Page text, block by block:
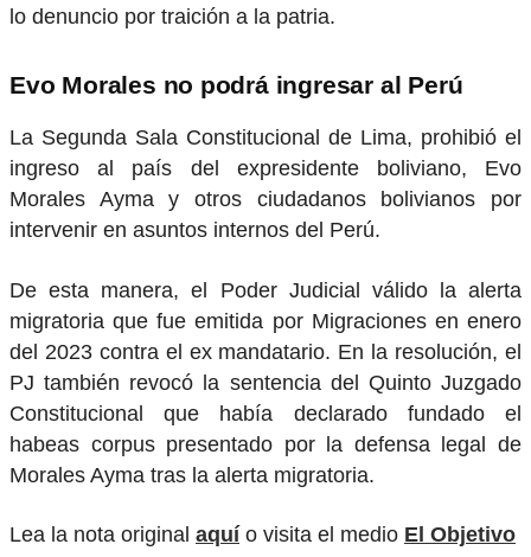
lo denuncio por traición a la patria.
Evo Morales no podrá ingresar al Perú
La Segunda Sala Constitucional de Lima, prohibió el
ingreso al país del expresidente boliviano, Evo
Morales Ayma y otros ciudadanos bolivianos por
intervenir en asuntos internos del Perú.
De esta manera, el Poder Judicial válido la alerta
migratoria que fue emitida por Migraciones en enero
del 2023 contra el ex mandatario. En la resolución, el
PJ también revocó la sentencia del Quinto Juzgado
Constitucional que había declarado fundado el
habeas corpus presentado por la defensa legal de
Morales Ayma tras la alerta migratoria.
Lea la nota original aquí o visita el medio El Objetivo